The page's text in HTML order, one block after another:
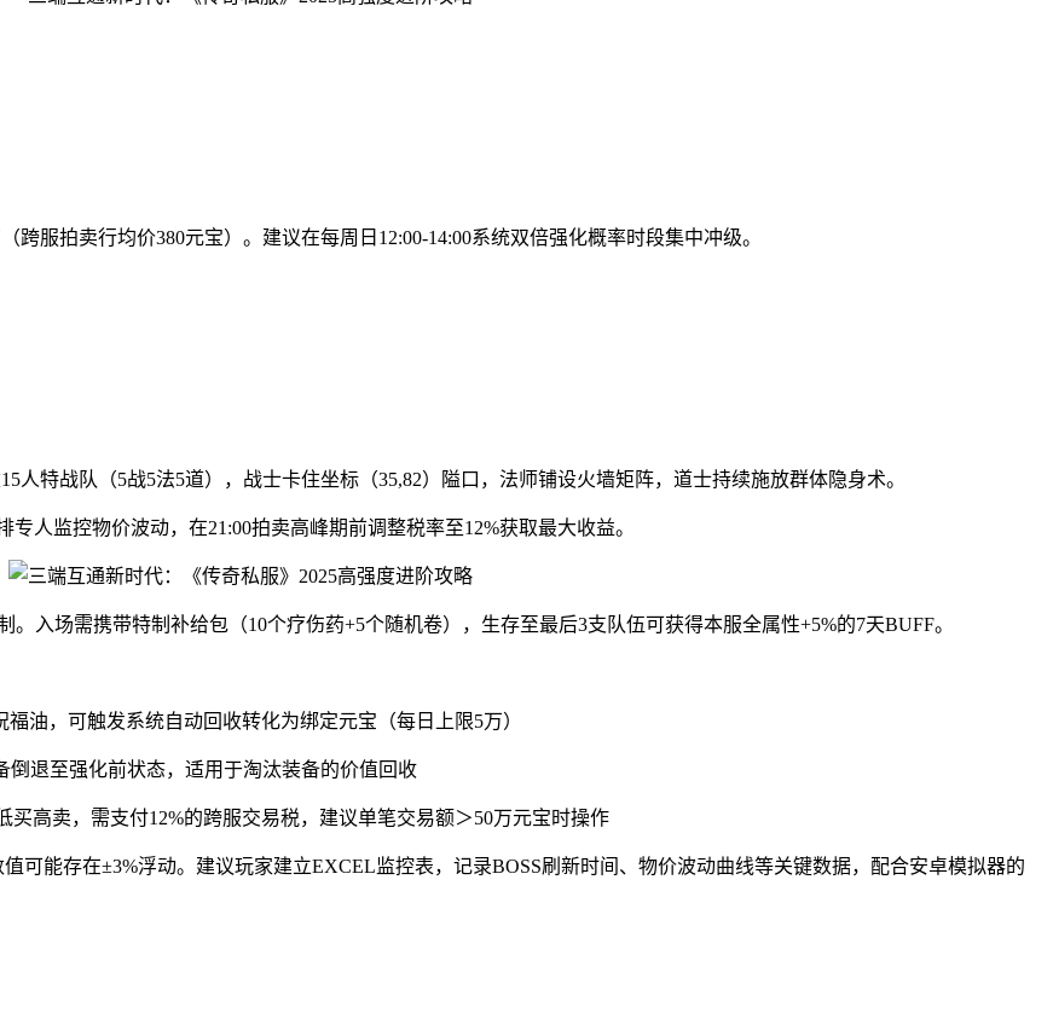
服拍卖行均价380元宝）。建议在每周日12:00-14:00系统双倍强化概率时段集中冲级。
特战队（5战5法5道），战士卡住坐标（35,82）隘口，法师铺设火墙矩阵，道士持续施放群体隐身术。
人监控物价波动，在21:00拍卖高峰期前调整税率至12%获取最大收益。
入场需携带特制补给包（10个疗伤药+5个随机卷），生存至最后3支队伍可获得本服全属性+5%的7天BUFF。
油，可触发系统自动回收转化为绑定元宝（每日上限5万）
退至强化前状态，适用于淘汰装备的价值回收
高卖，需支付12%的跨服交易税，建议单笔交易额＞50万元宝时操作
可能存在±3%浮动。建议玩家建立EXCEL监控表，记录BOSS刷新时间、物价波动曲线等关键数据，配合安卓模拟器的